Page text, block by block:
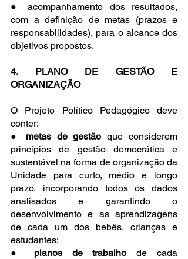
● acompanhamento dos resultados,
com a definição de metas (prazos e
responsabilidades), para o alcance dos
objetivos propostos.
4. PLANO DE GESTÃO E
ORGANIZAÇÃO
O Projeto Político Pedagógico deve
conter:
● metas de gestão que considerem
princípios de gestão democrática e
sustentável na forma de organização da
Unidade para curto, médio e longo
prazo, incorporando todos os dados
analisados e garantindo o
desenvolvimento e as aprendizagens
de cada um dos bebês, crianças e
estudantes;
● planos de trabalho de cada